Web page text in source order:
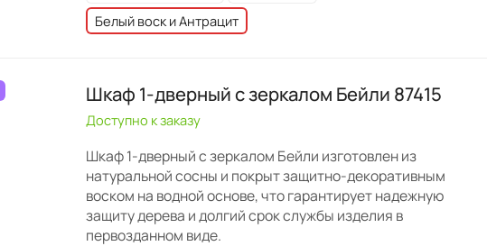
Белый воск и Антрацит
Шкаф 1-дверный с зеркалом Бейли 87415
Доступно к заказу
Шкаф 1-дверный с зеркалом Бейли изготовлен из
натуральной сосны и покрыт защитно-декоративным
воском на водной основе, что гарантирует надежную
защиту дерева и долгий срок службы изделия в
первозданном виде.